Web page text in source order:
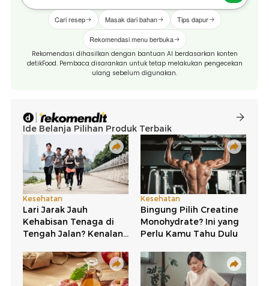
Cari resep Masak dari bahan Tips dapur
Rekomendasi menu berbuka
Rekomendasi dihasilkan dengan bantuan AI berdasarkan konten
detikFood. Pembaca disarankan untuk tetap melakukan pengecekan
ulang sebelum digunakan.